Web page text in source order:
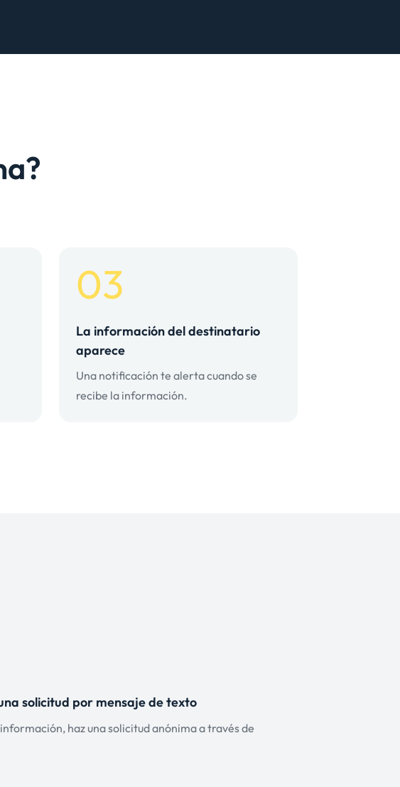
03
La información del destinatario
aparece
Una notificación te alerta cuando se
recibe la información.
solicitud por mensaje de texto
haz una solicitud anónima a través de